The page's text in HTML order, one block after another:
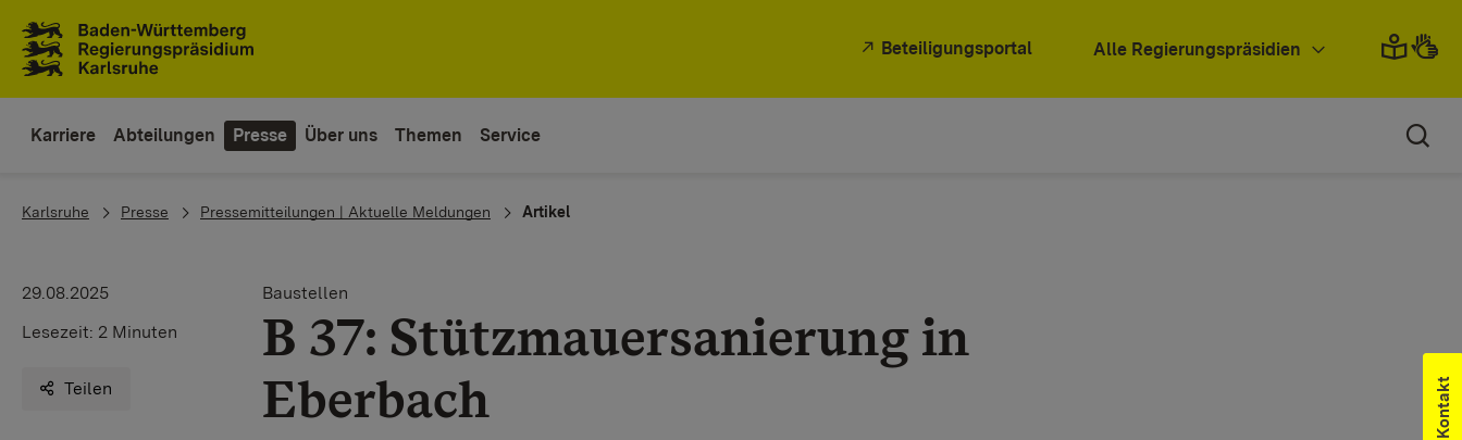
Beteiligungsportal Alle Regierungspräsidien
Karriere Abteilungen Presse Über uns Themen Service
You are here:
Karlsruhe Presse Pressemitteilungen | Aktuelle Meldungen Artikel
29.08.2025
Lesezeit: 2 Minuten
Teilen
Baustellen
B 37: Stützmauersanierung in
Eberbach
Kontakt